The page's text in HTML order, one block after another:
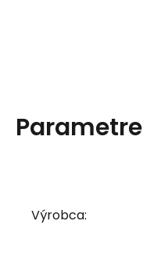
Parametre
Výrobca: